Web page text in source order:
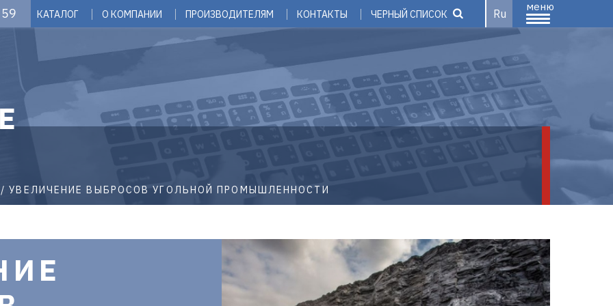
Ru
меню
КАТАЛОГ О КОМПАНИИ ПРОИЗВОДИТЕЛЯМ КОНТАКТЫ ЧЕРНЫЙ СПИСОК
УВЕЛИЧЕНИЕ ВЫБРОСОВ УГОЛЬНОЙ ПРОМЫШЛЕННОСТИ